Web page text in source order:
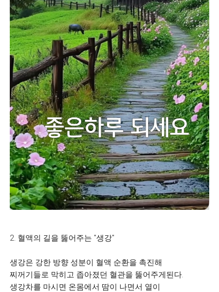
2. 혈액의 길을 뚫어주는 "생강"
생강은 강한 방향 성분이 혈액 순환을 촉진해
찌꺼기들로 막히고 좁아졌던 혈관을 뚫어주게된다.
생강차를 마시면 온몸에서 땀이 나면서 열이